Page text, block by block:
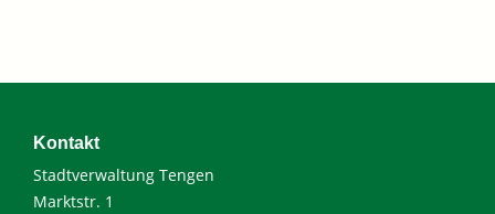
Kontakt
Stadtverwaltung Tengen
Marktstr. 1